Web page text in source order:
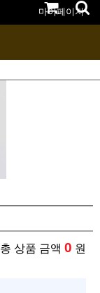
마이페이지
총 상품 금액 0 원